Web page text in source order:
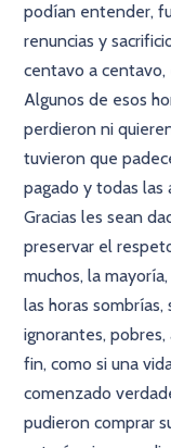
podían entender,
renuncias y
centavo a
Algunos de esos
perdieron ni
tuvieron que
pagado y todas las
Gracias les sean
preservar el
muchos, la
las horas
ignorantes,
fin, como si una
comenzado
pudieron comprar